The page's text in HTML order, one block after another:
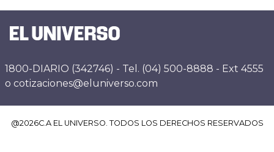
1800-DIARIO (342746) - Tel. (04) 500-8888 - Ext 4555
o cotizaciones@eluniverso.com
@2026C.A EL UNIVERSO. TODOS LOS DERECHOS RESERVADOS